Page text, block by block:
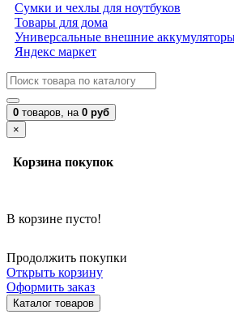
Сумки и чехлы для ноутбуков
Товары для дома
Универсальные внешние
Яндекс маркет
0 товаров, на 0 руб
×
Корзина покупок
В корзине пусто!
Продолжить покупки
Открыть корзину
Оформить заказ
Каталог товаров